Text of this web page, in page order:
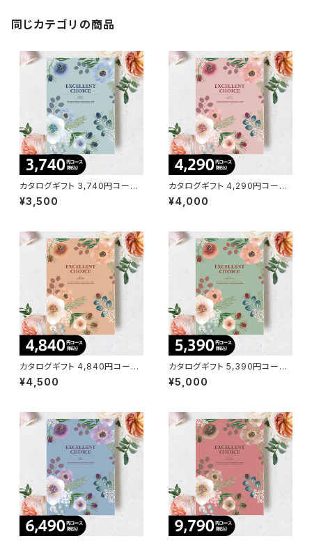
同じカテゴリの商品
カタログギフト 3,740円コース
ポワールBE【エクセレントチョイ
ス】
¥3,500
カタログギフト 4,290円コース
フレーズCO【エクセレントチョイ
ス】
¥4,000
カタログギフト 4,840円コース
フレーズCE【エクセレントチョイ
ス】
¥4,500
カタログギフト 5,390円コース
カロットDO【エクセレントチョイ
ス】
¥5,000